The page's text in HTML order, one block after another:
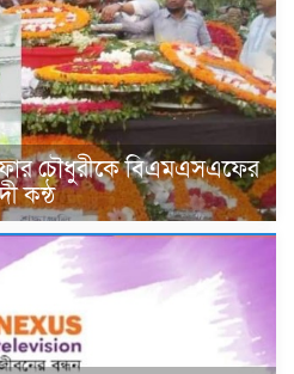
চৌধুরীকে বিএমএসএফের
কন্ঠ